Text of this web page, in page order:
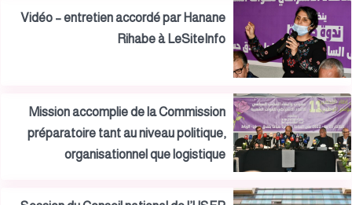
Vidéo – entretien accordé par Hanane
Rihabe à LeSiteInfo
Mission accomplie de la Commission
préparatoire tant au niveau politique,
organisationnel que logistique